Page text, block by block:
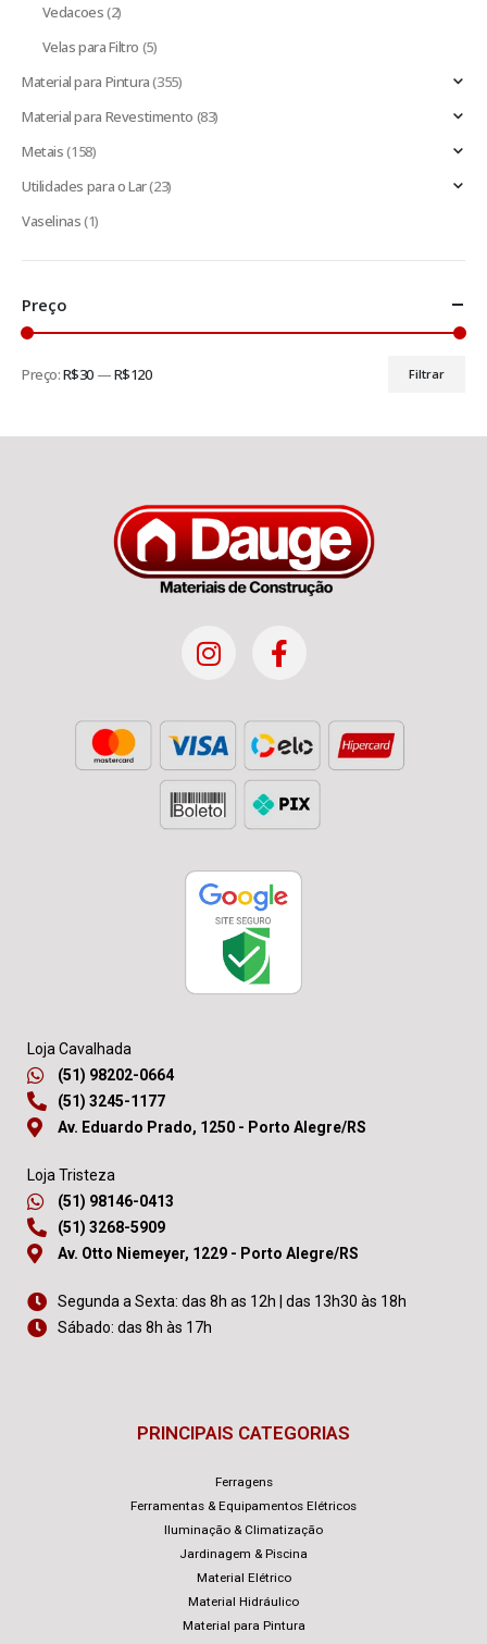
Vedacoes(2)
Velas para Filtro (5)
Material para Pintura(355)
Material para Revestimento (83)
Metais(158)
Utilidades para o Lar(23)
Vaselinas(1)
Preço
Filtrar
Preço:R$30 —R$120
Loja Cavalhada
(51) 98202-0664
(51) 3245-1177
Av. Eduardo Prado, 1250 - Porto Alegre/RS
Loja Tristeza
(51) 98146-0413
(51) 3268-5909
Av. Otto Niemeyer, 1229 - Porto Alegre/RS
Segunda a Sexta: das 8h as 12h | das 13h30 às 18h
Sábado: das 8h às 17h
PRINCIPAIS CATEGORIAS
Ferragens
Ferramentas & Equipamentos Elétricos
Iluminação & Climatização
Jardinagem & Piscina
Material Elétrico
Material Hidráulico
Material para Pintura